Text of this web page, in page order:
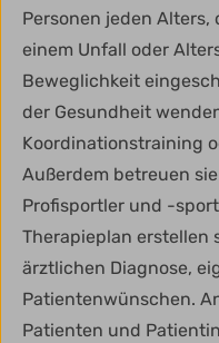
Personen jeden Alters,
einem Unfall oder
Beweglichkeit
der Gesundheit
Koordinationstraining
Außerdem betreuen
Profisportler und -
Therapieplan erstellen
ärztlichen Diagnose,
Patientenwünschen.
Patienten und